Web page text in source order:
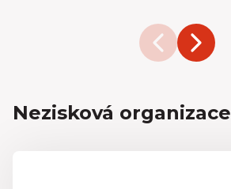
Nezisková organizace